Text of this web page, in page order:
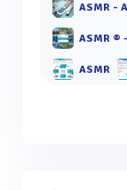
ASMR -
ASMR ® –
ASMR